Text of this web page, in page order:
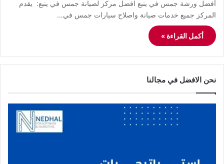
أفضل ورشة جمس في ينبع افضل مركز لصيانة جمس في ينبع: يقدم
المركز جميع خدمات صيانة واصلاح سيارات جمس في…
أكمل القراءة »
نحن الافضل في مجالنا